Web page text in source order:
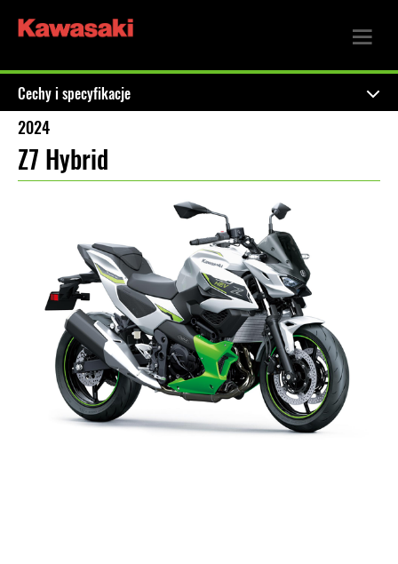
Cechy i specyfikacje
2024
Z7 Hybrid